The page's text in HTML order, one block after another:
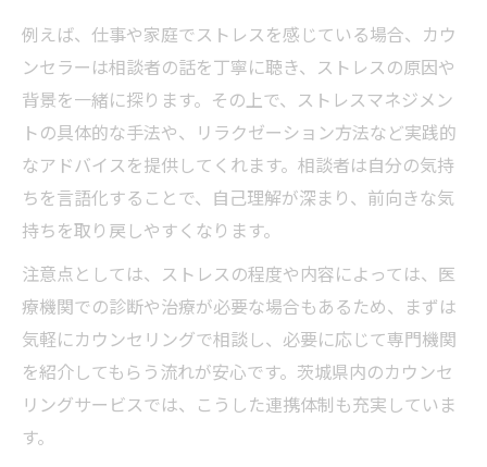
茨城県で人気のカウンセリングの特徴を比
較
カウンセリング口コミを賢く活用する方法
利用者の声で選ぶカウンセリングの安心感
例えば、仕事や家庭でストレスを感じている場合、カウ
ンセラーは相談者の話を丁寧に聴き、ストレスの原因や
背景を一緒に探ります。その上で、ストレスマネジメン
トの具体的な手法や、リラクゼーション方法など実践的
なアドバイスを提供してくれます。相談者は自分の気持
ちを言語化することで、自己理解が深まり、前向きな気
持ちを取り戻しやすくなります。
注意点としては、ストレスの程度や内容によっては、医
療機関での診断や治療が必要な場合もあるため、まずは
気軽にカウンセリングで相談し、必要に応じて専門機関
を紹介してもらう流れが安心です。茨城県内のカウンセ
リングサービスでは、こうした連携体制も充実していま
す。